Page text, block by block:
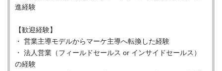
進経験
【歓迎経験】
・ 営業主導モデルからマーケ主導へ転換した経験
・ 法人営業（フィールドセールス or インサイドセールス）
の経験